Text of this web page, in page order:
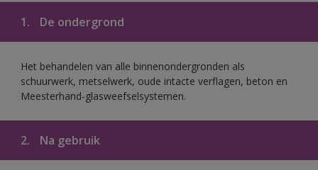
1. De ondergrond
Het behandelen van alle binnenondergronden als
schuurwerk, metselwerk, oude intacte verflagen, beton en
Meesterhand-glasweefselsystemen.
2. Na gebruik